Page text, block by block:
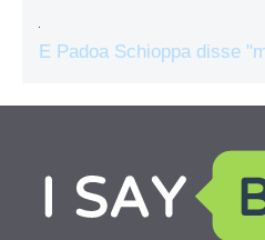
E Padoa Schioppa disse